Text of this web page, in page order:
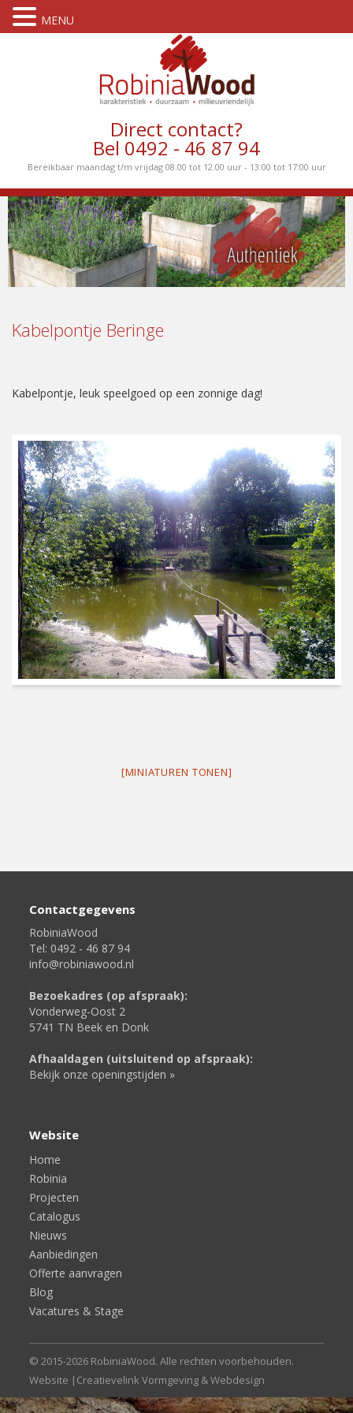
Direct contact?
Bel 0492 - 46 87 94
Bereikbaar maandag t/m vrijdag 08.00 tot 12.00 uur - 13:00 tot 17:00 uur
Kabelpontje Beringe
Kabelpontje, leuk speelgoed op een zonnige dag!
[MINIATUREN TONEN]
Contactgegevens
RobiniaWood
Tel: 0492 - 46 87 94
info@robiniawood.nl
Bezoekadres (op afspraak):
Vonderweg-Oost 2
5741 TN Beek en Donk
Afhaaldagen (uitsluitend op afspraak):
Bekijk onze openingstijden »
Website
Home
Robinia
Projecten
Catalogus
Nieuws
Aanbiedingen
Offerte aanvragen
Blog
Vacatures & Stage
© 2015-2026 RobiniaWood. Alle rechten voorbehouden.
Website | Creatievelink Vormgeving & Webdesign
MENU